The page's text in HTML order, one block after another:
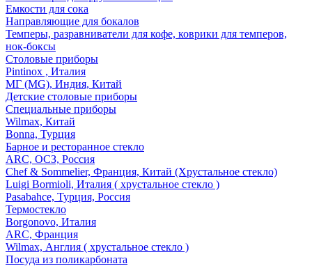
Емкости для сока
Направляющие для бокалов
Темперы, разравниватели для кофе, коврики для темперов,
нок-боксы
Столовые приборы
Pintinox , Италия
МГ (MG), Индия, Китай
Детские столовые приборы
Специальные приборы
Wilmax, Китай
Bonna, Турция
Барное и ресторанное стекло
ARC, ОСЗ, Россия
Chef & Sommelier, Франция, Китай (Хрустальное стекло)
Luigi Bormioli, Италия ( хрустальное стекло )
Pasabahce, Турция, Россия
Термостекло
Borgonovo, Италия
ARC, Франция
Wilmax, Англия ( хрустальное стекло )
Посуда из поликарбоната